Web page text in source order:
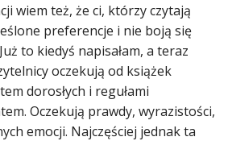
wiem też, że ci, którzy czytają
preferencje i nie boją się
to kiedyś napisałam, a teraz
oczekują od książek
dorosłych i regułami
Oczekują prawdy, wyrazistości,
emocji. Najczęściej jednak ta